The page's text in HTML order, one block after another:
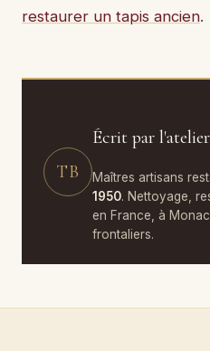
restaurer un tapis ancien.
TB
Écrit par
Maîtres artisans
1950. Nettoyage,
en France, à
frontaliers.